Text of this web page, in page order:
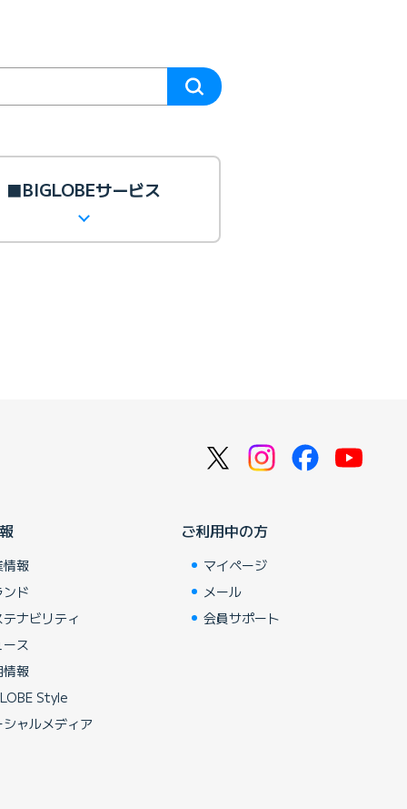
■BIGLOBEサービス
情報
ンド
ナビリティ
ス
情報
Style
シャルメディア
ご利用中の方
マイページ
メール
会員サポート